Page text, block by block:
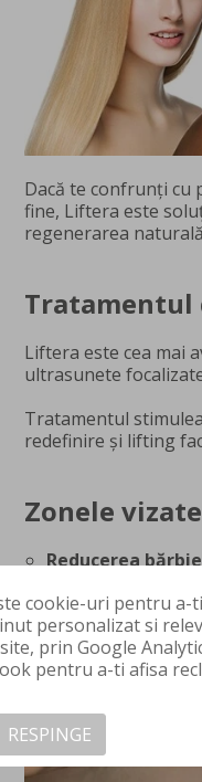
cookie-uri pentru
personalizat si
prin Google
pentru a-ti afisa
RESPINGE
Dacă te confrunți cu
fine, Liftera este
regenerarea
Tratamentul
Liftera este cea mai
ultrasunete
Tratamentul
redefinire și lifting
Zonele
Reducerea
Prin acțiunea
contribuie la